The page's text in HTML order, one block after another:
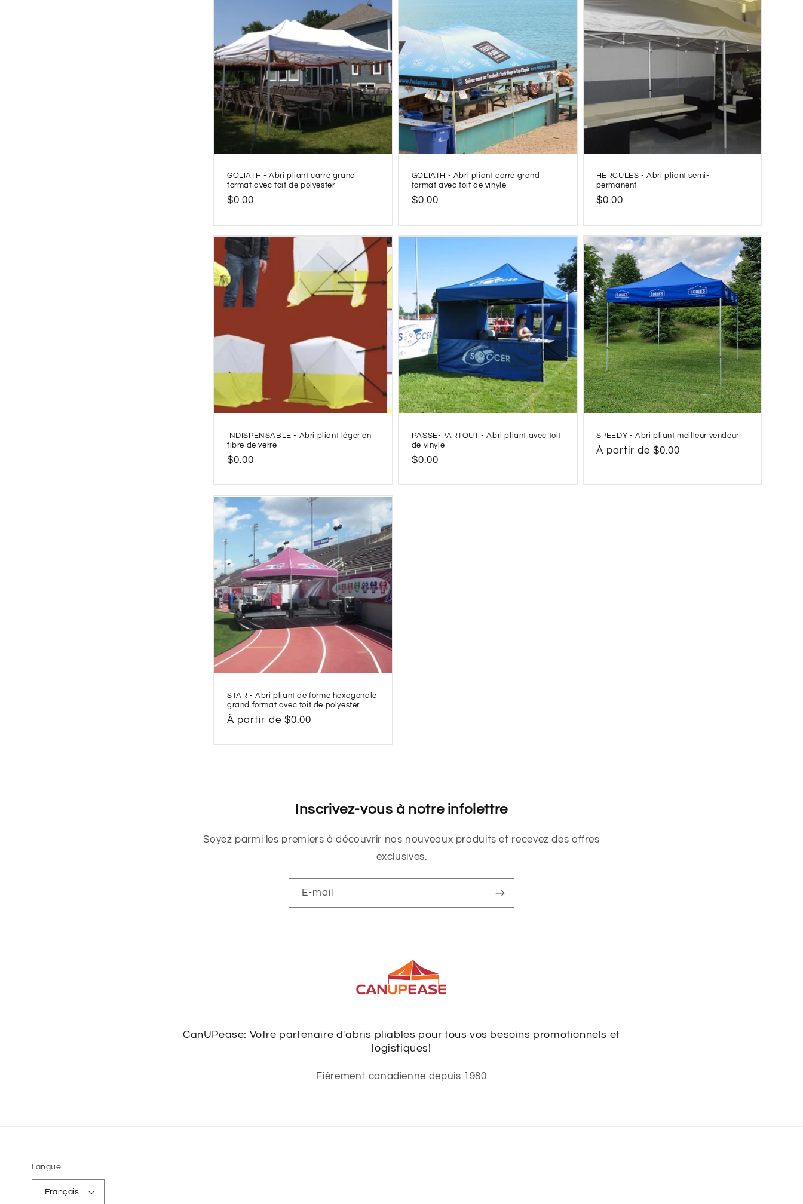
GOLIATH - Abri pliant carré grand
format avec toit de polyester
Prix
$0.00
GOLIATH - Abri pliant carré grand
format avec toit de vinyle
Prix
$0.00
HERCULES - Abri pliant semi-
permanent
Prix
$0.00
INDISPENSABLE - Abri pliant léger en
fibre de verre
Prix
$0.00
PASSE-PARTOUT - Abri pliant avec toit
de vinyle
Prix
$0.00
SPEEDY - Abri pliant meilleur vendeur
Prix
À partir de $0.00
STAR - Abri pliant de forme hexagonale
grand format avec toit de polyester
Prix
À partir de $0.00
Inscrivez-vous à notre infolettre
Soyez parmi les premiers à découvrir nos nouveaux produits et recevez des offres
exclusives.
E-mail
CanUPease: Votre partenaire d'abris pliables pour tous vos besoins promotionnels et
logistiques!
Fièrement canadienne depuis 1980
Langue
Français